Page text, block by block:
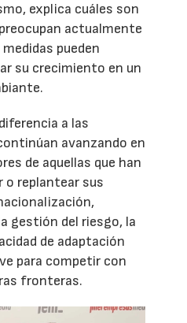
explica cuáles son
actualmente
pueden
su crecimiento en un
a las
avanzando en
de aquellas que han
o replantear sus
gestión del riesgo, la
de adaptación
para competir con
fronteras.